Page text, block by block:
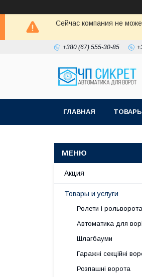
Сейчас компания не
+380 (67) 555-30-85
ГЛАВНАЯ
Акция
Товары и услуги
Ролети і рольворота
Автоматика для
Шлагбауми
Гаражні секційні
Розпашні ворота